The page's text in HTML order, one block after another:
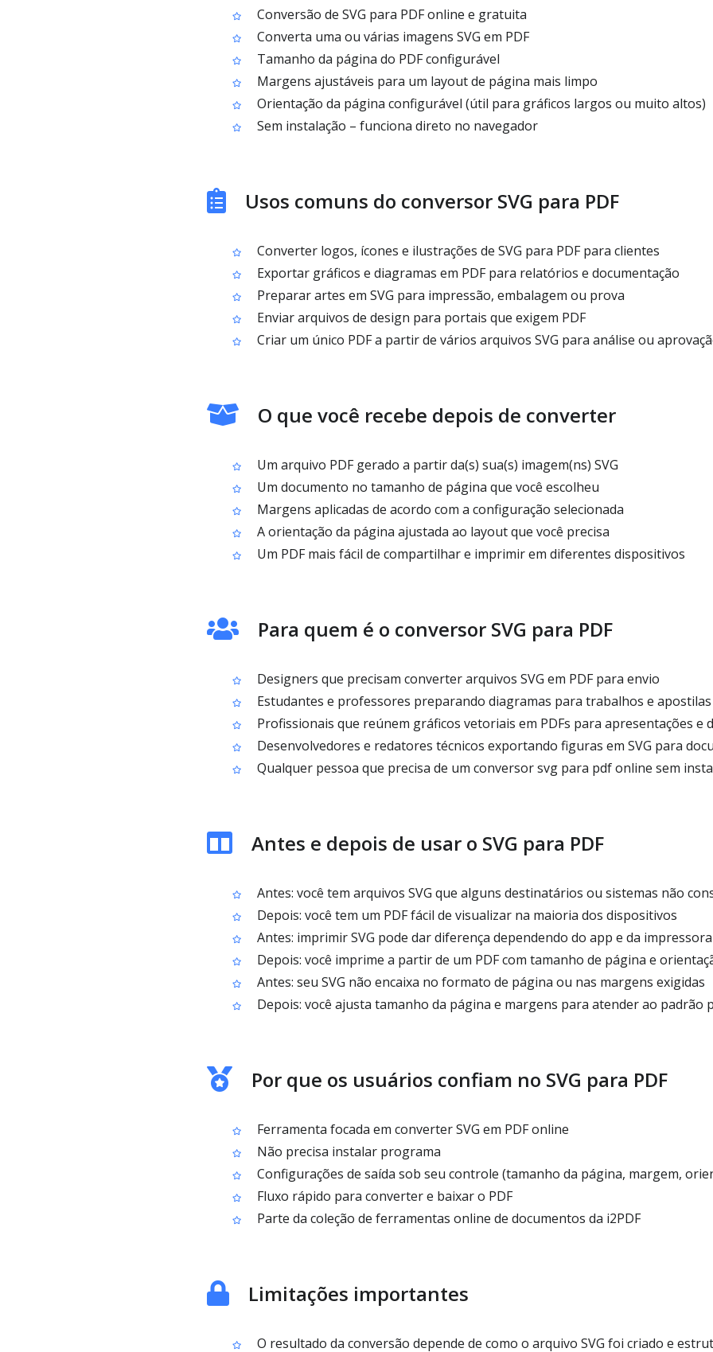
Conversão de SVG para PDF online e gratuita
Converta uma ou várias imagens SVG em PDF
Tamanho da página do PDF configurável
Margens ajustáveis para um layout de página mais limpo
Orientação da página configurável (útil para gráficos largos ou muito altos)
Sem instalação – funciona direto no navegador
Usos comuns do conversor SVG para PDF
Converter logos, ícones e ilustrações de SVG para PDF para clientes
Exportar gráficos e diagramas em PDF para relatórios e documentação
Preparar artes em SVG para impressão, embalagem ou prova
Enviar arquivos de design para portais que exigem PDF
Criar um único PDF a partir de vários arquivos SVG para análise ou
O que você recebe depois de converter
Um arquivo PDF gerado a partir da(s) sua(s) imagem(ns) SVG
Um documento no tamanho de página que você escolheu
Margens aplicadas de acordo com a configuração selecionada
A orientação da página ajustada ao layout que você precisa
Um PDF mais fácil de compartilhar e imprimir em diferentes dispositivos
Para quem é o conversor SVG para PDF
Designers que precisam converter arquivos SVG em PDF para envio
Estudantes e professores preparando diagramas para trabalhos e apostilas
Profissionais que reúnem gráficos vetoriais em PDFs para apresentações e
Desenvolvedores e redatores técnicos exportando figuras em SVG para
Qualquer pessoa que precisa de um conversor svg para pdf online sem
Antes e depois de usar o SVG para PDF
Antes: você tem arquivos SVG que alguns destinatários ou sistemas não
Depois: você tem um PDF fácil de visualizar na maioria dos dispositivos
Antes: imprimir SVG pode dar diferença dependendo do app e da impressora
Depois: você imprime a partir de um PDF com tamanho de página e
Antes: seu SVG não encaixa no formato de página ou nas margens exigidas
Depois: você ajusta tamanho da página e margens para atender ao padrão
Por que os usuários confiam no SVG para PDF
Ferramenta focada em converter SVG em PDF online
Não precisa instalar programa
Configurações de saída sob seu controle (tamanho da página, margem,
Fluxo rápido para converter e baixar o PDF
Parte da coleção de ferramentas online de documentos da i2PDF
Limitações importantes
O resultado da conversão depende de como o arquivo SVG foi criado e